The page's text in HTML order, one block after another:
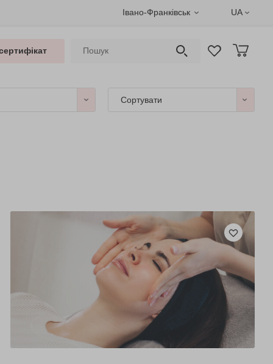
Івано-Франківськ UA
Сортувати